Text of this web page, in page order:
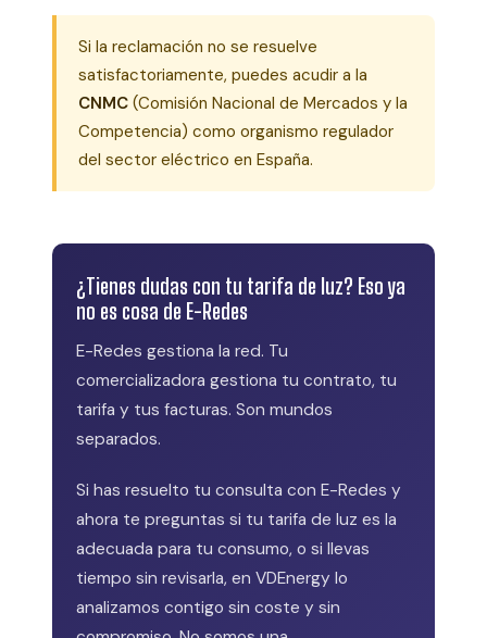
Si la reclamación no se resuelve
satisfactoriamente, puedes acudir a la
CNMC (Comisión Nacional de Mercados y la
Competencia) como organismo regulador
del sector eléctrico en España.
¿Tienes dudas con tu tarifa de luz? Eso ya
no es cosa de E-Redes
E-Redes gestiona la red. Tu
comercializadora gestiona tu contrato, tu
tarifa y tus facturas. Son mundos
separados.
Si has resuelto tu consulta con E-Redes y
ahora te preguntas si tu tarifa de luz es la
adecuada para tu consumo, o si llevas
tiempo sin revisarla, en VDEnergy lo
analizamos contigo sin coste y sin